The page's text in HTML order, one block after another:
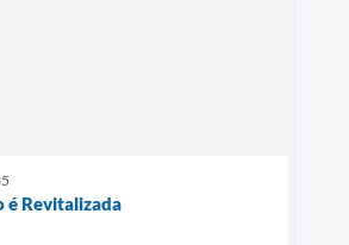
é Revitalizada